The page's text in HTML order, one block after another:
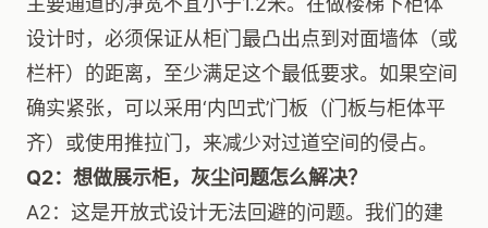
设计时，必须保证从柜门最凸出点到对面墙体（或
栏杆）的距离，至少满足这个最低要求。如果空间
确实紧张，可以采用‘内凹式’门板（门板与柜体平
齐）或使用推拉门，来减少对过道空间的侵占。
Q2：想做展示柜，灰尘问题怎么解决？
A2：这是开放式设计无法回避的问题。我们的建